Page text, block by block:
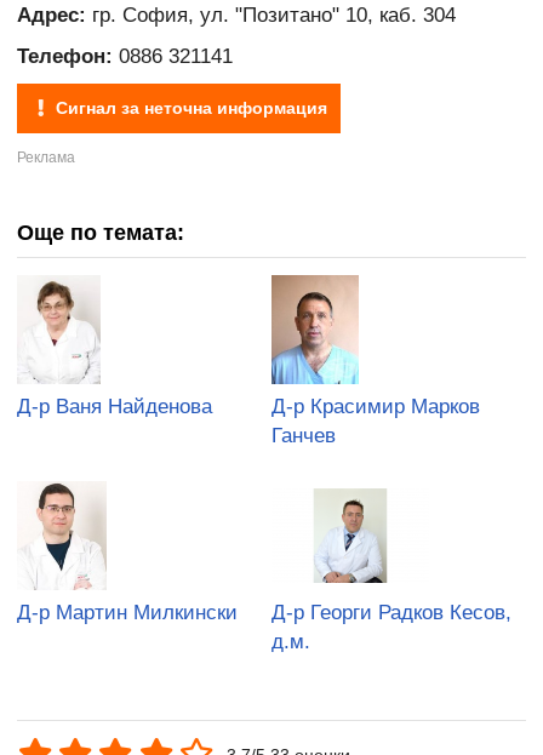
Адрес: гр. София, ул. "Позитано" 10, каб. 304
Телефон: 0886 321141
Сигнал за неточна информация
Още по темата:
Д-р Ваня Найденова
Д-р Красимир Марков
Ганчев
Д-р Мартин Милкински
Д-р Георги Радков Кесов,
д.м.